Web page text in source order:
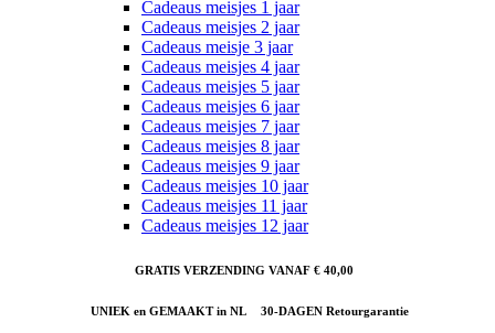
Cadeaus meisjes 1 jaar
Cadeaus meisjes 2 jaar
Cadeaus meisje 3 jaar
Cadeaus meisjes 4 jaar
Cadeaus meisjes 5 jaar
Cadeaus meisjes 6 jaar
Cadeaus meisjes 7 jaar
Cadeaus meisjes 8 jaar
Cadeaus meisjes 9 jaar
Cadeaus meisjes 10 jaar
Cadeaus meisjes 11 jaar
Cadeaus meisjes 12 jaar
GRATIS VERZENDING VANAF € 40,00
UNIEK en GEMAAKT in NL 30-DAGEN Retourgarantie